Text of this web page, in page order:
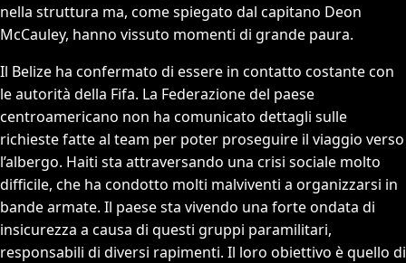
nella struttura ma, come spiegato dal capitano Deon
McCauley, hanno vissuto momenti di grande paura.
Il Belize ha confermato di essere in contatto costante con
le autorità della Fifa. La Federazione del paese
centroamericano non ha comunicato dettagli sulle
richieste fatte al team per poter proseguire il viaggio verso
l’albergo. Haiti sta attraversando una crisi sociale molto
difficile, che ha condotto molti malviventi a organizzarsi in
bande armate. Il paese sta vivendo una forte ondata di
insicurezza a causa di questi gruppi paramilitari,
responsabili di diversi rapimenti. Il loro obiettivo è quello di